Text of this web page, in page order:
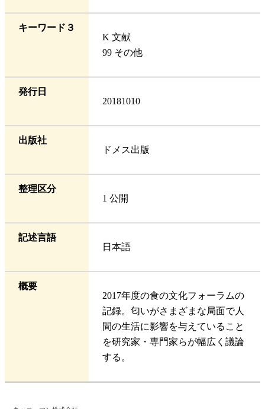
キーワード３
K 文献
99 その他
発行日
20181010
出版社
ドメス出版
整理区分
1 公開
記述言語
日本語
概要
2017年度の食の文化フォーラムの
記録。匂いがさまざまな局面で人
間の生活に影響を与えていること
を研究家・専門家らが幅広く議論
する。